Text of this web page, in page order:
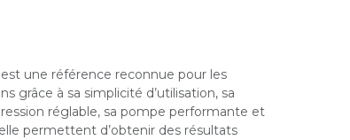
une référence reconnue pour les
grâce à sa simplicité d’utilisation, sa
réglable, sa pompe performante et
permettent d’obtenir des résultats